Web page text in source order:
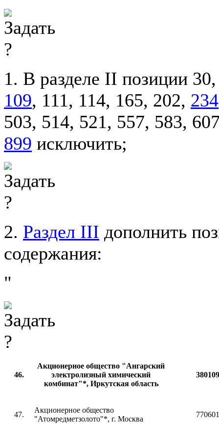
1. В разделе II позиции
109, 111, 114, 165, 202, 234
503, 514, 521, 557, 583,
899 исключить;
2. Раздел III дополнить
содержания:
"
46.
Акционерное общество "Ангарский
электролизный химический
комбинат"*, Иркутская область
47.
Акционерное общество
"Атомредметзолото"*, г. Москва